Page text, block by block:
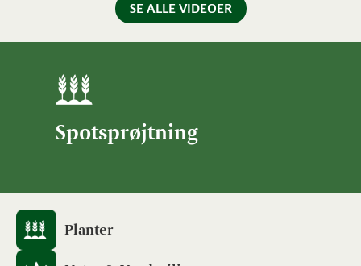
SE ALLE VIDEOER
Spotsprøjtning
Planter